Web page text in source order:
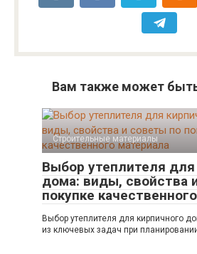
Вам также может
Строительные материалы
Выбор утеплителя для
дома: виды, свойства
покупке
Выбор утеплителя для кирпичного
из ключевых задач при